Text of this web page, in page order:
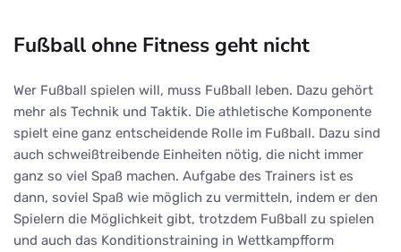
Fußball ohne Fitness geht nicht
Wer Fußball spielen will, muss Fußball leben. Dazu gehört
mehr als Technik und Taktik. Die athletische Komponente
spielt eine ganz entscheidende Rolle im Fußball. Dazu sind
auch schweißtreibende Einheiten nötig, die nicht immer
ganz so viel Spaß machen. Aufgabe des Trainers ist es
dann, soviel Spaß wie möglich zu vermitteln, indem er den
Spielern die Möglichkeit gibt, trotzdem Fußball zu spielen
und auch das Konditionstraining in Wettkampfform